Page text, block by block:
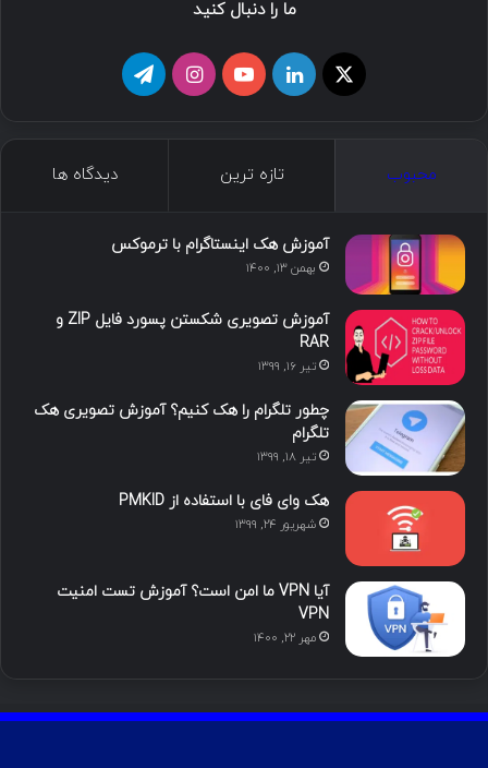
ما را دنبال کنید
د
ی
ن
و
ت
گ
ا
ا
محبوب تازه ترین دیدگاه ها
آموزش هک اینستاگرام با ترموکس
بهمن ۱۳, ۱۴۰۰
آموزش تصویری شکستن پسورد فایل ZIP و
RAR
تیر ۱۶, ۱۳۹۹
چطور تلگرام را هک کنیم؟ آموزش تصویری هک
تلگرام
تیر ۱۸, ۱۳۹۹
هک وای فای با استفاده از PMKID
شهریور ۲۴, ۱۳۹۹
آیا VPN ما امن است؟ آموزش تست امنیت
VPN
مهر ۲۲, ۱۴۰۰